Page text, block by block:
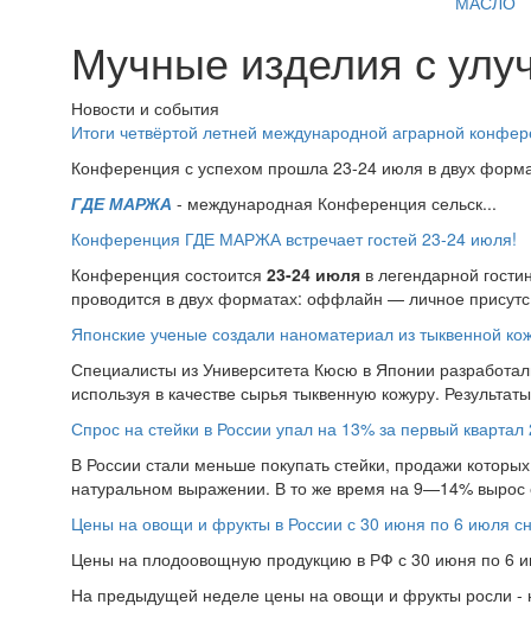
Мучные изделия с
Новости и события
Итоги четвёртой летней международной аграрной
Конференция с успехом прошла 23-24 июля в двух
ГДЕ МАРЖА - международная Конференция сельск...
Конференция ГДЕ МАРЖА встречает гостей 23-24 июля!
Конференция состоится 23-24 июля в легендарной
проводится в двух форматах: оффлайн — личное
Японские ученые создали наноматериал из тыквенной
Специалисты из Университета Кюсю в Японии
используя в качестве сырья тыквенную кожуру.
Спрос на стейки в России упал на 13% за первый квартал
В России стали меньше покупать стейки, продажи
натуральном выражении. В то же время на 9—14%
Цены на овощи и фрукты в России с 30 июня по 6 июля
Цены на плодоовощную продукцию в РФ с 30 июня по 6
На предыдущей неделе цены на овощи и фрукты росли -